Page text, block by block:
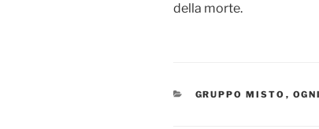
della morte.
CATEGORIES
GRUPPO MISTO ,